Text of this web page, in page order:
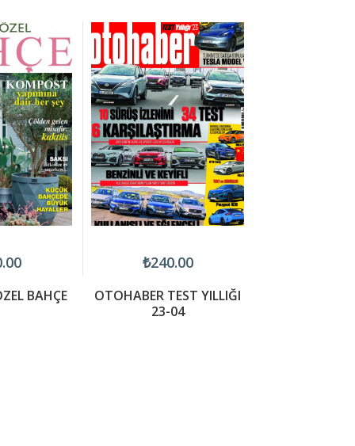
BAHÇE
₺240.00
OTOHABER TEST YILLIĞI
23-04